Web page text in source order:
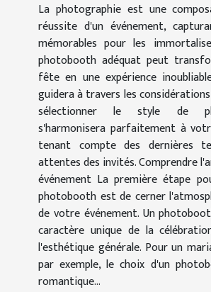
La photographie est une
réussite d'un événement,
mémorables pour les
photobooth adéquat peut
fête en une expérience
guidera à travers les
sélectionner le style de
s'harmonisera parfaitement à
tenant compte des dernières
attentes des invités. Comprendre
événement La première étape
photobooth est de cerner
de votre événement. Un
caractère unique de la
l'esthétique générale. Pour un
par exemple, le choix d'un
romantique...